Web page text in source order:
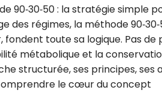
90‑30‑50 : la stratégie simple
des régimes, la méthode
fondent toute sa logique. Pas de
métabolique et la
structurée, ses principes, ses
le cœur du concept